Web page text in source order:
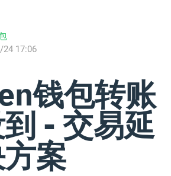
24 17:06
钱包转账
- 交易延
案